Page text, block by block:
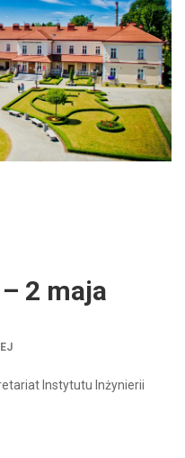
2 maja
Instytutu Inżynierii